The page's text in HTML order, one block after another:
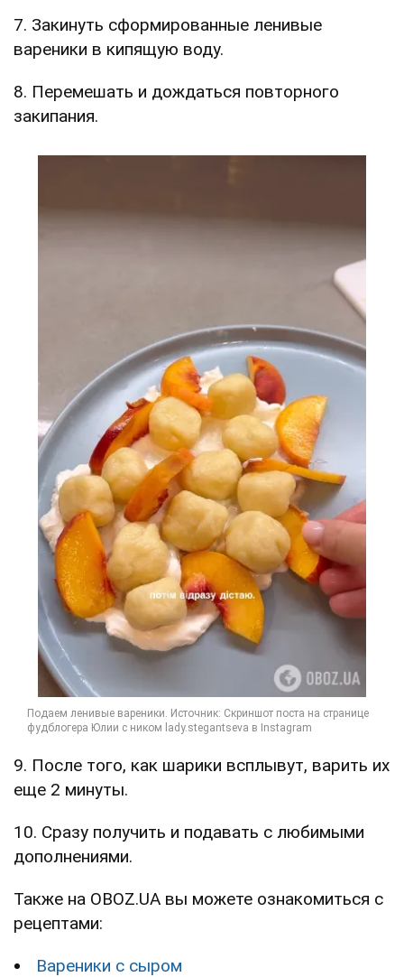
7. Закинуть сформированные ленивые
вареники в кипящую воду.
8. Перемешать и дождаться повторного
закипания.
9. После того, как шарики всплывут, варить их
еще 2 минуты.
10. Сразу получить и подавать с любимыми
дополнениями.
Также на OBOZ.UA вы можете ознакомиться с
рецептами:
Вареники с сыром